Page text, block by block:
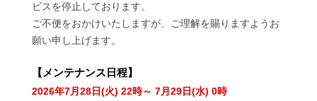
ビスを停止しております。
ご不便をおかけいたしますが、ご理解を賜りますようお
願い申し上げます。
【 メンテナンス日程】
2026年7月28日(火) 22時～ 7月29日(水) 0時